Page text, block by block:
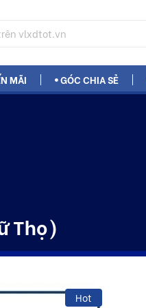
MÃI GÓC CHIA SẺ
Thọ)
Hot